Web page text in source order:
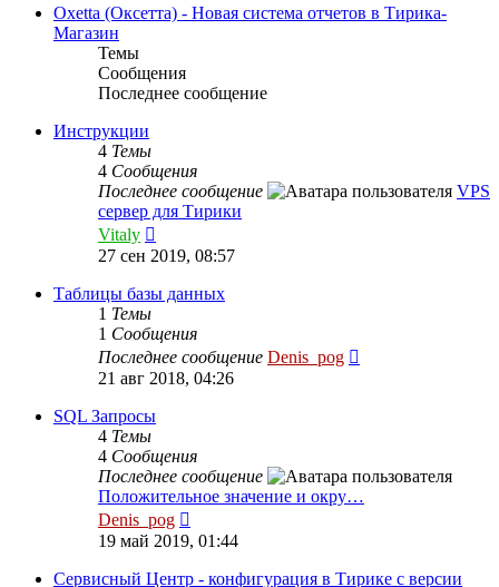
сообщению
Oxetta (Оксетта) - Новая система отчетов в Тирика-
Магазин
Темы
Сообщения
Последнее сообщение
Инструкции
4 Темы
4 Сообщения
Последнее сообщение
VPS
сервер для Тирики
Vitaly
к
последнему
сообщению
27 сен 2019, 08:57
Таблицы базы данных
1 Темы
1 Сообщения
Последнее сообщение Denis_pog
21 авг 2018, 04:26
SQL Запросы
4 Темы
4 Сообщения
Последнее сообщение
Положительное значение и окру…
Denis_pog
последнему
сообщению
19 май 2019, 01:44
Сервисный Центр - конфигурация в Тирике с версии